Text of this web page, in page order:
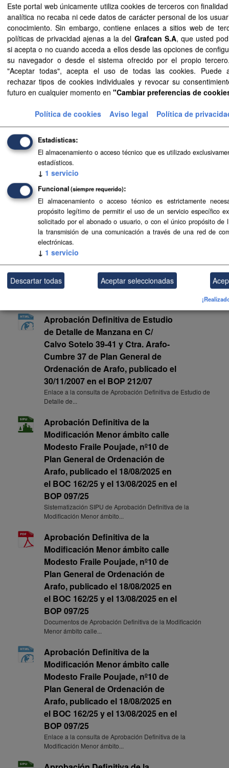
Aprobación Definitiva de Estudio
de Detalle de Manzana C de
Polígono Industrial de Valle de
Güímar, de Plan General de
Ordenación de Arafo, publicado el
15/04/2019 en el BOP 045/19
Enlace a la consulta de Aprobación Definitiva de Estudio de
Detalle de...
Aprobación Definitiva de Estudio
de Detalle de Manzana en C/
Calvo Sotelo 39-41 y Ctra. Arafo-
Cumbre 37 de Plan General de
Ordenación de Arafo, publicado el
30/11/2007 en el BOP 212/07
Sistematización SIPU de Aprobación Definitiva de Estudio
Aprobación Definitiva de Estudio
de Detalle de Manzana en C/
Calvo Sotelo 39-41 y Ctra. Arafo-
Cumbre 37 de Plan General de
Ordenación de Arafo, publicado el
30/11/2007 en el BOP 212/07
Documentos de Aprobación Definitiva de Estudio de Detalle
Aprobación Definitiva de Estudio
de Detalle de Manzana en C/
Calvo Sotelo 39-41 y Ctra. Arafo-
Cumbre 37 de Plan General de
Ordenación de Arafo, publicado el
30/11/2007 en el BOP 212/07
Enlace a la consulta de Aprobación Definitiva de Estudio de
Detalle de...
Aprobación Definitiva de la
Modificación Menor ámbito calle
Modesto Fraile Poujade, nº10 de
Plan General de Ordenación de
Arafo, publicado el 18/08/2025 en
el BOC 162/25 y el 13/08/2025 en el
BOP 097/25
Sistematización SIPU de Aprobación Definitiva de la
Modificación Menor ámbito...
Aprobación Definitiva de la
Modificación Menor ámbito calle
Modesto Fraile Poujade, nº10 de
Plan General de Ordenación de
Arafo, publicado el 18/08/2025 en
el BOC 162/25 y el 13/08/2025 en el
BOP 097/25
Documentos de Aprobación Definitiva de la Modificación
Menor ámbito calle...
Aprobación Definitiva de la
Modificación Menor ámbito calle
Modesto Fraile Poujade, nº10 de
Plan General de Ordenación de
Arafo, publicado el 18/08/2025 en
el BOC 162/25 y el 13/08/2025 en el
BOP 097/25
Enlace a la consulta de Aprobación Definitiva de la
Modificación Menor ámbito...
Este portal web únicamente utiliza cookies de terceros con
analítica no recaba ni cede datos de carácter personal de los
conocimiento. Sin embargo, contiene enlaces a sitios web de
políticas de privacidad ajenas a la del Grafcan S.A, que usted
si acepta o no cuando acceda a ellos desde las opciones de
su navegador o desde el sistema ofrecido por el propio
"Aceptar todas", acepta el uso de todas las cookies. Puede
rechazar tipos de cookies individuales y revocar su
futuro en cualquier momento en "Cambiar preferencias de
Política de cookies Aviso legal Política de
Estadísticas
El almacenamiento o acceso técnico que es utilizado
estadísticos.
↓ 1 servicio
Funcional (siempre requerido)
El almacenamiento o acceso técnico es estrictamente
propósito legítimo de permitir el uso de un servicio específico
solicitado por el abonado o usuario, o con el único propósito de
la transmisión de una comunicación a través de una red de
electrónicas.
↓ 1 servicio
Descartar todas Aceptar seleccionadas